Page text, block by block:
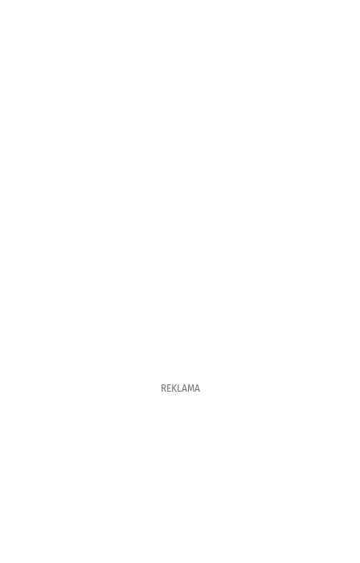
REKLAMA